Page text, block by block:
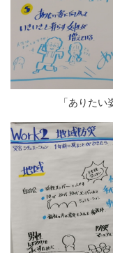
「ありた